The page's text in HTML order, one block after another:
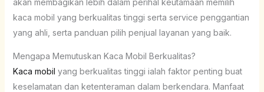
kaca mobil yang berkualitas tinggi serta service penggantian
yang ahli, serta panduan pilih penjual layanan yang baik.
Mengapa Memutuskan Kaca Mobil Berkualitas?
Kaca mobil yang berkualitas tinggi ialah faktor penting buat
keselamatan dan ketenteraman dalam berkendara. Manfaat